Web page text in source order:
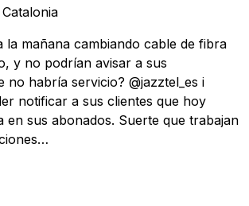
la mañana cambiando cable de fibra
y no podrían avisar a sus
no habría servicio? @jazztel_es i
notificar a sus clientes que hoy
en sus abonados. Suerte que trabajan